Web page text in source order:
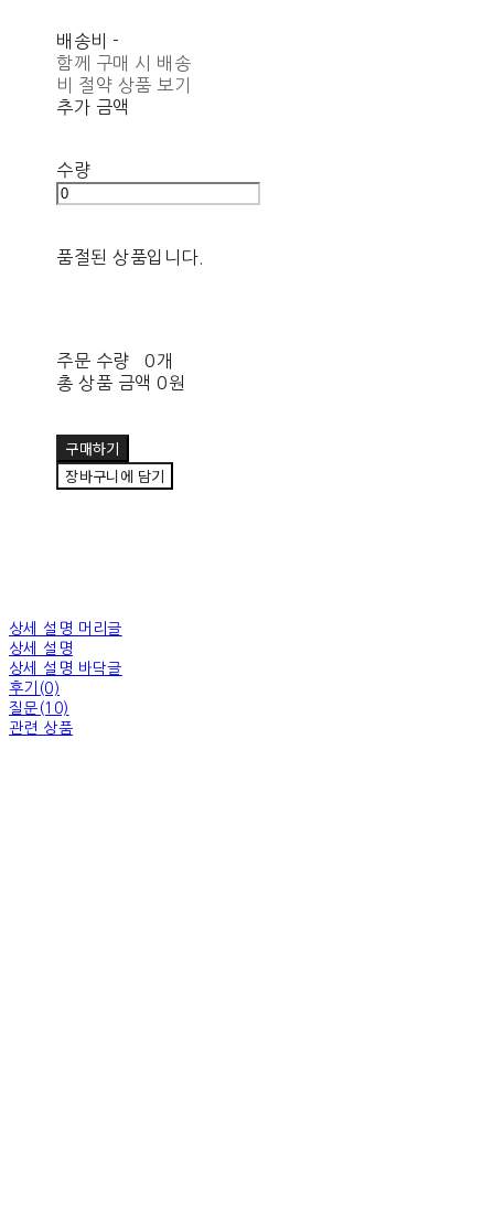
배송비 -
함께 구매 시 배송
비 절약 상품 보기
추가 금액
수량
품절된 상품입니다.
주문 수량
0개
총 상품 금액 0원
구매하기
장바구니에 담기
상세 설명 머리글
상세 설명
상세 설명 바닥글
후기(0)
질문(10)
관련 상품